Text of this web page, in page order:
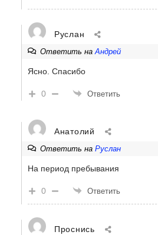
Руслан
Ответить на Андрей
Ясно. Спасибо
0 Ответить
Анатолий
Ответить на Руслан
На период пребывания
0 Ответить
Проснись